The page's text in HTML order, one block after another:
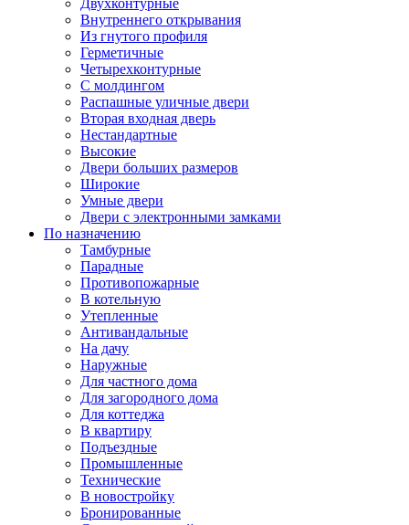
Двухконтурные
Внутреннего открывания
Из гнутого профиля
Герметичные
Четырехконтурные
С молдингом
Распашные уличные двери
Вторая входная дверь
Нестандартные
Высокие
Двери больших размеров
Широкие
Умные двери
Двери с электронными замками
По назначению
Тамбурные
Парадные
Противопожарные
В котельную
Утепленные
Антивандальные
На дачу
Наружные
Для частного дома
Для загородного дома
Для коттеджа
В квартиру
Подъездные
Промышленные
Технические
В новостройку
Бронированные